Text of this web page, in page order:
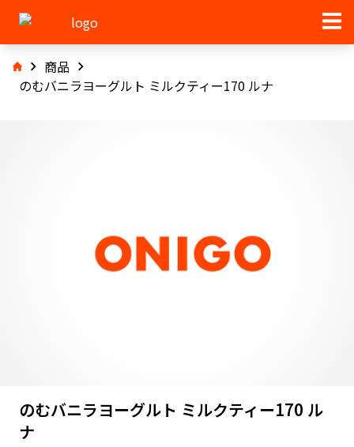
商品
のむバニラヨーグルト ミルクティー170 ルナ
のむバニラヨーグルト ミルクティー170 ル
ナ